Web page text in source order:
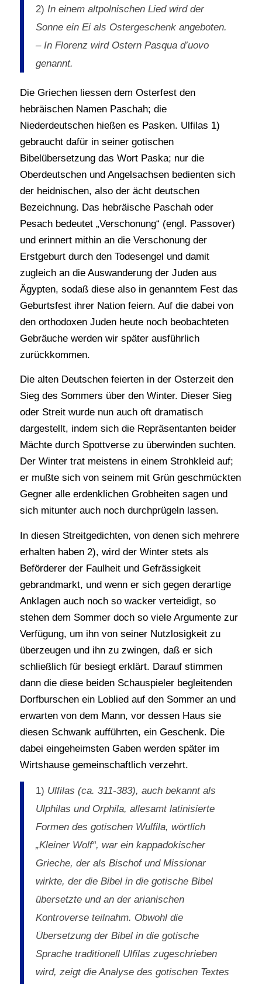
2) In einem altpolnischen Lied wird der
Sonne ein Ei als Ostergeschenk angeboten.
– In Florenz wird Ostern Pasqua d’uovo
genannt.
Die Griechen liessen dem Osterfest den
hebräischen Namen Paschah; die
Niederdeutschen hießen es Pasken. Ulfilas 1)
gebraucht dafür in seiner gotischen
Bibelübersetzung das Wort Paska; nur die
Oberdeutschen und Angelsachsen bedienten sich
der heidnischen, also der ächt deutschen
Bezeichnung. Das hebräische Paschah oder
Pesach bedeutet „Verschonung“ (engl. Passover)
und erinnert mithin an die Verschonung der
Erstgeburt durch den Todesengel und damit
zugleich an die Auswanderung der Juden aus
Ägypten, sodaß diese also in genanntem Fest das
Geburtsfest ihrer Nation feiern. Auf die dabei von
den orthodoxen Juden heute noch beobachteten
Gebräuche werden wir später ausführlich
zurückkommen.
Die alten Deutschen feierten in der Osterzeit den
Sieg des Sommers über den Winter. Dieser Sieg
oder Streit wurde nun auch oft dramatisch
dargestellt, indem sich die Repräsentanten beider
Mächte durch Spottverse zu überwinden suchten.
Der Winter trat meistens in einem Strohkleid auf;
er mußte sich von seinem mit Grün geschmückten
Gegner alle erdenklichen Grobheiten sagen und
sich mitunter auch noch durchprügeln lassen.
In diesen Streitgedichten, von denen sich mehrere
erhalten haben 2), wird der Winter stets als
Beförderer der Faulheit und Gefrässigkeit
gebrandmarkt, und wenn er sich gegen derartige
Anklagen auch noch so wacker verteidigt, so
stehen dem Sommer doch so viele Argumente zur
Verfügung, um ihn von seiner Nutzlosigkeit zu
überzeugen und ihn zu zwingen, daß er sich
schließlich für besiegt erklärt. Darauf stimmen
dann die diese beiden Schauspieler begleitenden
Dorfburschen ein Loblied auf den Sommer an und
erwarten von dem Mann, vor dessen Haus sie
diesen Schwank aufführten, ein Geschenk. Die
dabei eingeheimsten Gaben werden später im
Wirtshause gemeinschaftlich verzehrt.
1) Ulfilas (ca. 311-383), auch bekannt als
Ulphilas und Orphila, allesamt latinisierte
Formen des gotischen Wulfila, wörtlich
„Kleiner Wolf“, war ein kappadokischer
Grieche, der als Bischof und Missionar
wirkte, der die Bibel in die gotische Bibel
übersetzte und an der arianischen
Kontroverse teilnahm. Obwohl die
Übersetzung der Bibel in die gotische
Sprache traditionell Ulfilas zugeschrieben
wird, zeigt die Analyse des gotischen Textes